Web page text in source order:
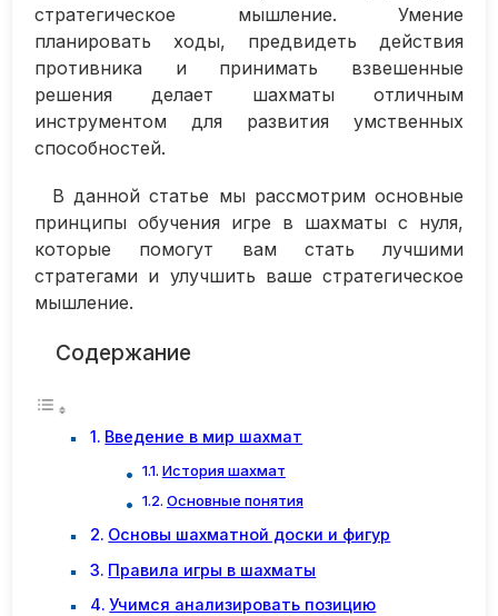
стратегическое мышление. Умение
планировать ходы, предвидеть действия
противника и принимать взвешенные
решения делает шахматы отличным
инструментом для развития умственных
способностей.
В данной статье мы рассмотрим основные
принципы обучения игре в шахматы с нуля,
которые помогут вам стать лучшими
стратегами и улучшить ваше стратегическое
мышление.
Содержание
Введение в мир шахмат
История шахмат
Основные понятия
Основы шахматной доски и фигур
Правила игры в шахматы
Учимся анализировать позицию